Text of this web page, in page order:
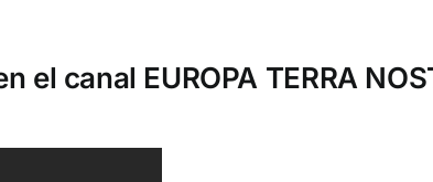
el canal EUROPA TERRA